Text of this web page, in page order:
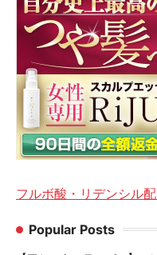
フルボ酸・リデンシル配
Popular Posts